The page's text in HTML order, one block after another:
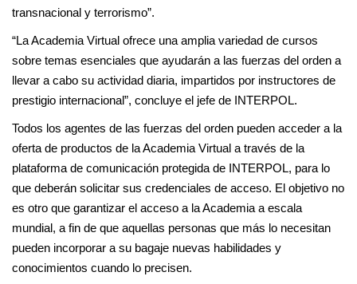
transnacional y terrorismo”.
“La Academia Virtual ofrece una amplia variedad de cursos
sobre temas esenciales que ayudarán a las fuerzas del orden a
llevar a cabo su actividad diaria, impartidos por instructores de
prestigio internacional”, concluye el jefe de INTERPOL.
Todos los agentes de las fuerzas del orden pueden acceder a la
oferta de productos de la Academia Virtual a través de la
plataforma de comunicación protegida de INTERPOL, para lo
que deberán solicitar sus credenciales de acceso. El objetivo no
es otro que garantizar el acceso a la Academia a escala
mundial, a fin de que aquellas personas que más lo necesitan
pueden incorporar a su bagaje nuevas habilidades y
conocimientos cuando lo precisen.